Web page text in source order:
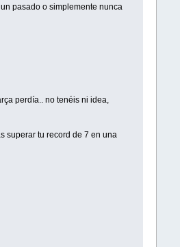
pasado o simplemente nunca
perdía.. no tenéis ni idea,
superar tu record de 7 en una